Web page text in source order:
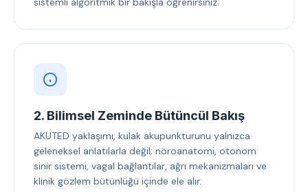
2. Bilimsel Zeminde Bütüncül Bakış
AKUTED yaklaşımı, kulak akupunkturunu yalnızca
geleneksel anlatılarla değil; nöroanatomi, otonom
sinir sistemi, vagal bağlantılar, ağrı mekanizmaları ve
klinik gözlem bütünlüğü içinde ele alır.